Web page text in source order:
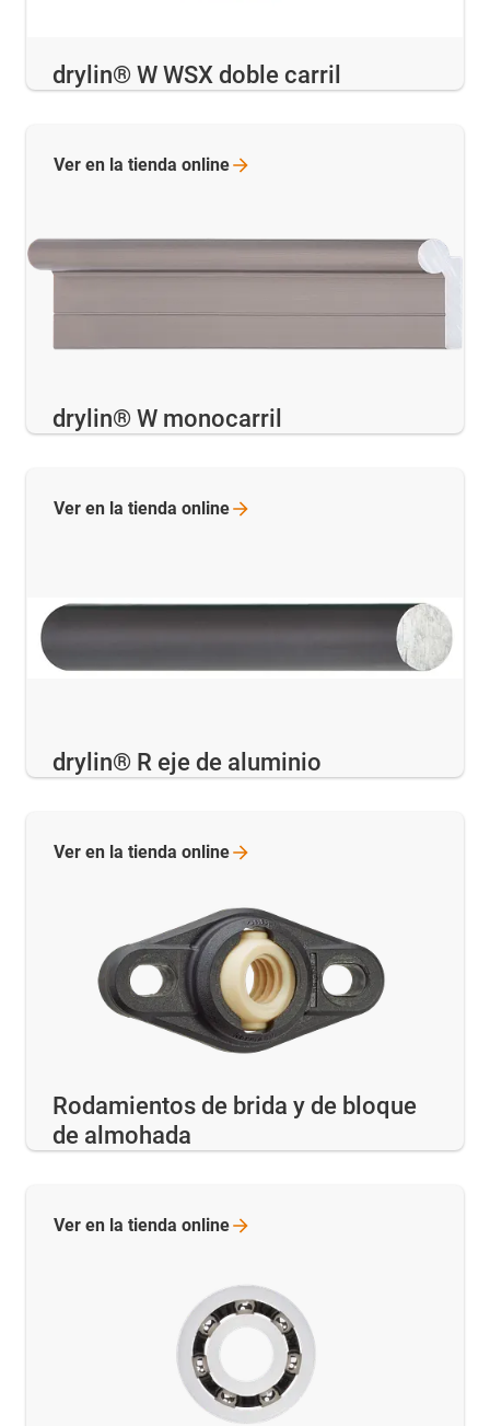
drylin® W WSX doble carril
drylin® W monocarril
Ver en la tienda online
drylin® R eje de aluminio
Ver en la tienda online
Rodamientos de brida y de bloque
de almohada
Ver en la tienda online
Ver en la tienda online